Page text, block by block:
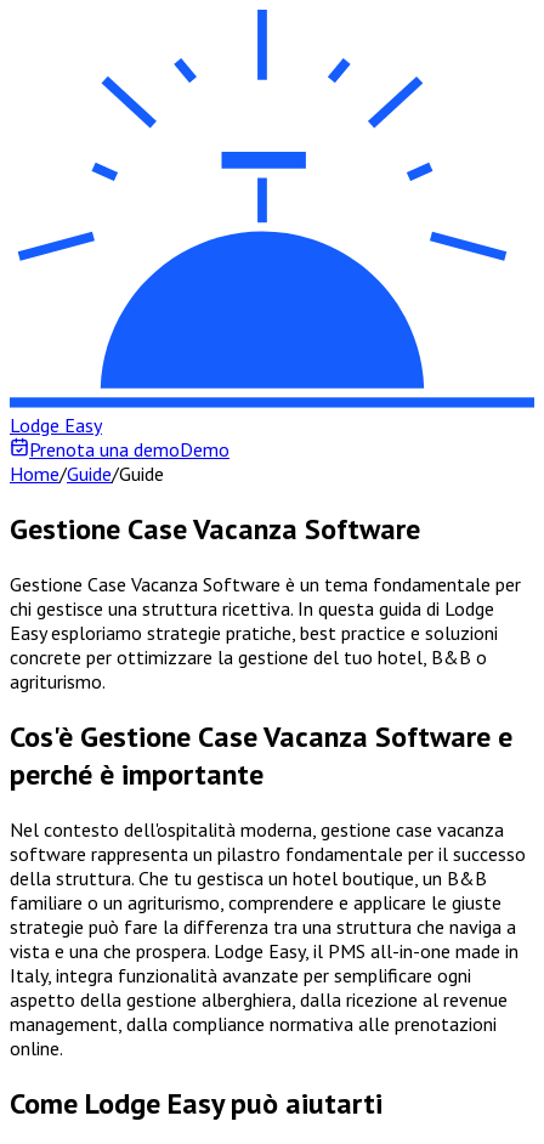
Lodge Easy
Prenota una demoDemo
Home/Guide/Guide
Gestione Case Vacanza Software
Gestione Case Vacanza Software è un tema fondamentale per
chi gestisce una struttura ricettiva. In questa guida di Lodge
Easy esploriamo strategie pratiche, best practice e soluzioni
concrete per ottimizzare la gestione del tuo hotel, B&B o
agriturismo.
Cos'è Gestione Case Vacanza Software e
perché è importante
Nel contesto dell'ospitalità moderna, gestione case vacanza
software rappresenta un pilastro fondamentale per il successo
della struttura. Che tu gestisca un hotel boutique, un B&B
familiare o un agriturismo, comprendere e applicare le giuste
strategie può fare la differenza tra una struttura che naviga a
vista e una che prospera. Lodge Easy, il PMS all-in-one made in
Italy, integra funzionalità avanzate per semplificare ogni
aspetto della gestione alberghiera, dalla ricezione al revenue
management, dalla compliance normativa alle prenotazioni
online.
Come Lodge Easy può aiutarti